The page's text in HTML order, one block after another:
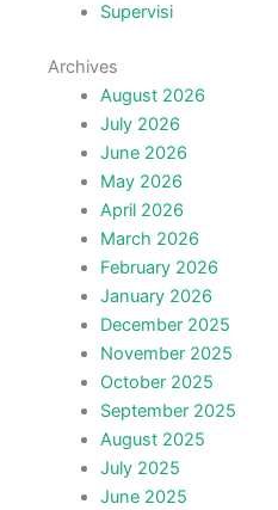
Supervisi
Archives
August 2026
July 2026
June 2026
May 2026
April 2026
March 2026
February 2026
January 2026
December 2025
November 2025
October 2025
September 2025
August 2025
July 2025
June 2025